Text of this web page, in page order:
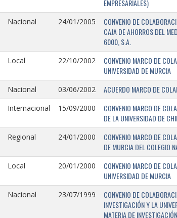
EMPRESARIALES)
Nacional 24/01/2005
CONVENIO DE
CAJA DE AHORROS DEL
6000, S.A.
Local 22/10/2002
CONVENIO MARCO DE
UNIVERSIDAD DE MURCIA
Nacional 03/06/2002 ACUERDO MARCO DE
Internacional 15/09/2000
CONVENIO MARCO DE
DE LA UNIVERSIDAD DE
Regional 24/01/2000
CONVENIO MARCO DE
DE MURCIA DEL COLEGIO
Local 20/01/2000
CONVENIO MARCO DE
UNIVERSIDAD DE MURCIA
Nacional 23/07/1999
CONVENIO DE
INVESTIGACIÓN Y LA
MATERIA DE INVESTIGACIÓN